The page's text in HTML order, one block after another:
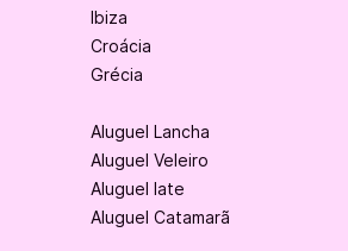
Ibiza
Croácia
Grécia
Aluguel Lancha
Aluguel Veleiro
Aluguel Iate
Aluguel Catamarã